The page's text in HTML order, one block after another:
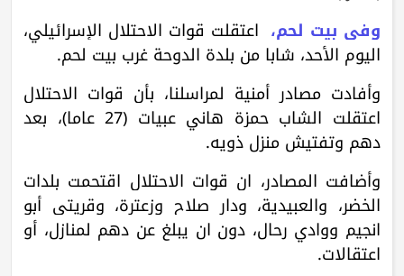
وفي بيت لحم، اعتقلت قوات الاحتلال الإسرائيلي،
اليوم الأحد، شابا من بلدة الدوحة غرب بيت لحم.
وأفادت مصادر أمنية لمراسلنا، بأن قوات الاحتلال
اعتقلت الشاب حمزة هاني عبيات (27 عاما)، بعد
دهم وتفتيش منزل ذويه.
وأضافت المصادر، ان قوات الاحتلال اقتحمت بلدات
الخضر، والعبيدية، ودار صلاح وزعترة، وقريتي أبو
انجيم ووادي رحال، دون ان يبلغ عن دهم لمنازل، أو
اعتقالات.